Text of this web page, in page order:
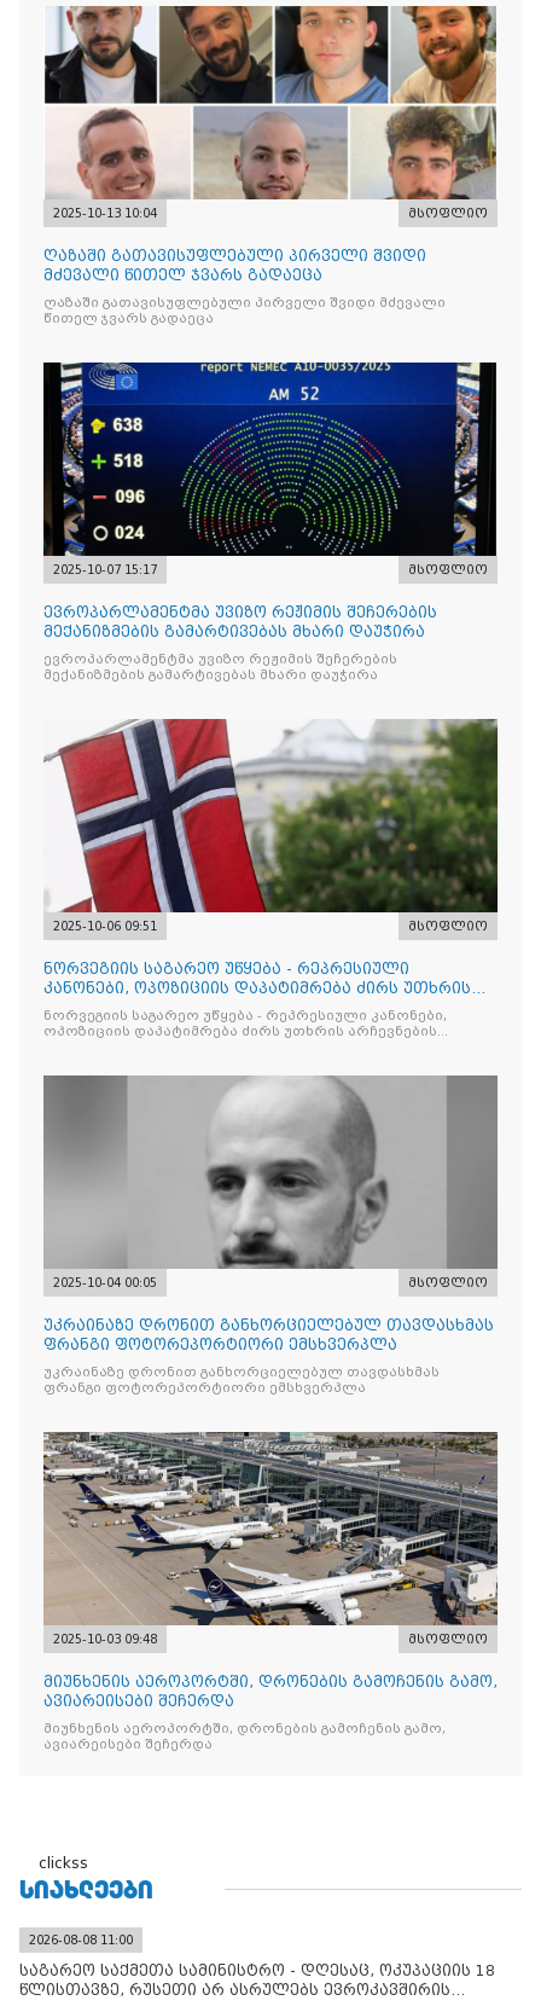
2025-10-13 10:04 მსოფლიო
ღაზაში გათავისუფლებული პირველი შვიდი
მძევალი წითელ ჯვარს გადაეცა
ღაზაში გათავისუფლებული პირველი შვიდი მძევალი
წითელ ჯვარს გადაეცა
2025-10-07 15:17 მსოფლიო
ევროპარლამენტმა უვიზო რეჟიმის შეჩერების
მექანიზმების გამარტივებას მხარი დაუჭირა
ევროპარლამენტმა უვიზო რეჟიმის შეჩერების
მექანიზმების გამარტივებას მხარი დაუჭირა
2025-10-06 09:51 მსოფლიო
ნორვეგიის საგარეო უწყება - რეპრესიული
კანონები, ოპოზიციის დაპატიმრება ძირს უთხრის
არჩევნების ნდობას
ნორვეგიის საგარეო უწყება - რეპრესიული კანონები,
ოპოზიციის დაპატიმრება ძირს უთხრის არჩევნების
2025-10-04 00:05 მსოფლიო
უკრაინაზე დრონით განხორციელებულ თავდასხმას
ფრანგი ფოტორეპორტიორი ემსხვერპლა
უკრაინაზე დრონით განხორციელებულ თავდასხმას
ფრანგი ფოტორეპორტიორი ემსხვერპლა
2025-10-03 09:48 მსოფლიო
მიუნხენის აეროპორტში, დრონების გამოჩენის გამო,
ავიარეისები შეჩერდა
მიუნხენის აეროპორტში, დრონების გამოჩენის გამო,
ავიარეისები შეჩერდა
clickss
ᲡᲘᲐᲮᲚᲔᲔᲑᲘ
2026-08-08 11:00
საგარეო საქმეთა სამინისტრო - დღესაც, ოკუპაციის 18
წლისთავზე, რუსეთი არ ასრულებს ევროკავშირის